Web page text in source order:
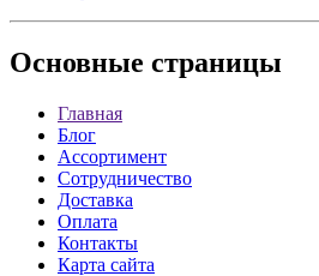
Основные страницы
Главная
Блог
Ассортимент
Сотрудничество
Доставка
Оплата
Контакты
Карта сайта